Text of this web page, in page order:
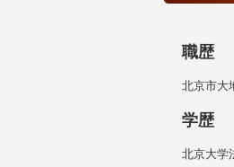
職歴
北京市
学歴
北京大学